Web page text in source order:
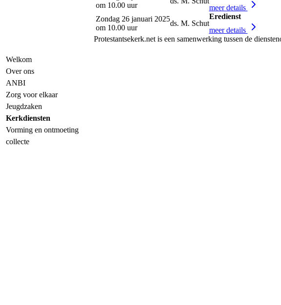
om 10.00 uur
meer details
Zondag 26 januari 2025
om 10.00 uur
ds. M. Schut
Eredienst
meer details
Protestantsekerk.net is een samenwerking tussen de
Welkom
Over ons
ANBI
Zorg voor elkaar
Jeugdzaken
Kerkdiensten
Vorming en ontmoeting
collecte